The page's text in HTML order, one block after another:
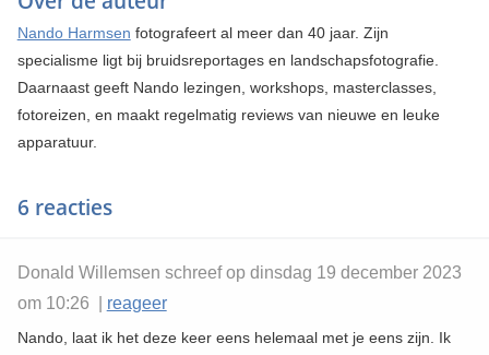
Nando Harmsen fotografeert al meer dan 40 jaar. Zijn
specialisme ligt bij bruidsreportages en landschapsfotografie.
Daarnaast geeft Nando lezingen, workshops, masterclasses,
fotoreizen, en maakt regelmatig reviews van nieuwe en leuke
apparatuur.
6 reacties
Donald Willemsen schreef op dinsdag 19 december 2023
om 10:26 | reageer
Nando, laat ik het deze keer eens helemaal met je eens zijn. Ik